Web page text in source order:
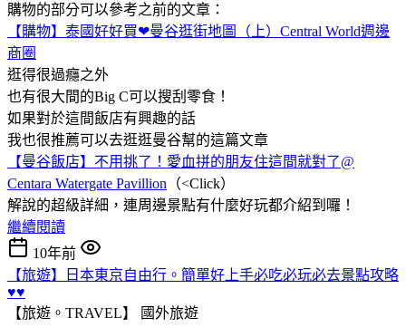
購物的部分可以參考之前的文章：
【購物】泰國好好買❤曼谷逛街地圖（上）Central World週邊
商圈
逛得很過癮之外
也有很大間的Big C可以搜刮零食！
如果對於這間飯店有興趣的話
我也很推薦可以去逛逛曼谷幫的這篇文章
【曼谷飯店】不用挑了！愛血拼的朋友住這間就對了@
Centara Watergate Pavillion （<Click）
解說的超級詳細，連周邊景點有什麼好玩都介紹到囉！
繼續閱讀
10年前
【旅遊】日本東京自由行。簡單好上手必吃必玩必去景點攻略
♥♥
【旅遊。TRAVEL】
國外旅遊